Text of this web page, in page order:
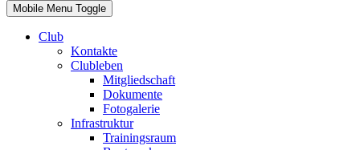
Mobile Menu Toggle
Club
Kontakte
Clubleben
Mitgliedschaft
Dokumente
Fotogalerie
Infrastruktur
Trainingsraum